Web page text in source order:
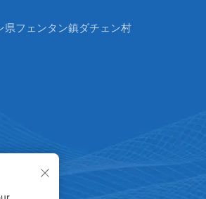
県フェンタン鎮ダチェン村